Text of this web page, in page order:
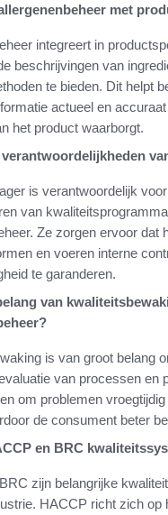
met
integreert in
beschrijvingen van
te bieden. Dit helpt
actueel en
het product waarborgt.
is verantwoordelijk
van
Ze zorgen ervoor dat
en voeren interne
te garanderen.
van
is van groot belang
van processen en
om problemen
de consument beter
en BRC
zijn belangrijke
HACCP richt zich op